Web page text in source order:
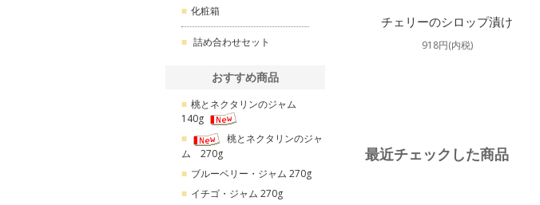
チェリーのシロップ漬け
918円(内税)
最近チェックした商品
化粧箱
詰め合わせセット
おすすめ商品
桃とネクタリンのジャム
140g
桃とネクタリンのジャ
ム 270g
ブルーベリー・ジャム 270g
イチゴ・ジャム 270g